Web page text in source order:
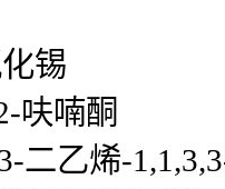
锡
呋喃酮
二乙烯-